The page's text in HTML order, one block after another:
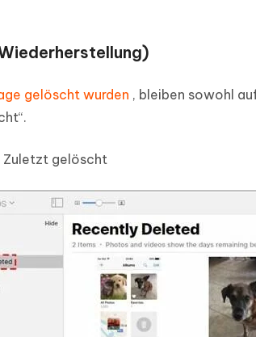
gelöscht wurden , bleiben sowohl
Zuletzt gelöscht